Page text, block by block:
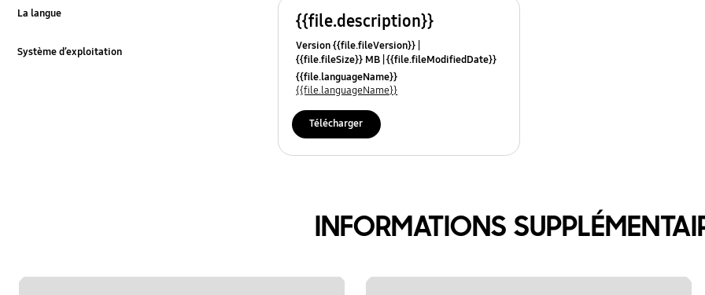
La langue
Système d’exploitation
{{file.description}}
Version {{file.fileVersion}}
{{file.fileSize}} MB {{file.fileModifiedDate}}
{{file.osNames}}
{{file.languageName}}
{{file.languageName}}
Télécharger
INFORMATIONS